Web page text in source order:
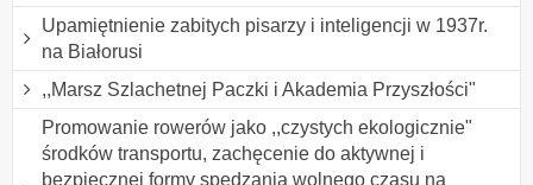
Upamiętnienie zabitych pisarzy i inteligencji w 1937r.
na Białorusi
,,Marsz Szlachetnej Paczki i Akademia Przyszłości"
Promowanie rowerów jako ,,czystych ekologicznie"
środków transportu, zachęcenie do aktywnej i
bezpiecznej formy spędzania wolnego czasu na